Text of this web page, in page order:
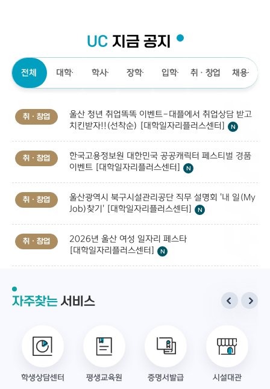
UC 지금 공지
전체
취ㆍ창업
울산 청년 취업똑똑 이벤트-대플에서 취업상담 받고
치킨받자!!(선착순) [대학일자리플러스센터]
취ㆍ창업
한국고용정보원 대한민국 공공캐릭터 페스티벌 경품
이벤트 [대학일자리플러스센터]
취ㆍ창업
울산광역시 북구시설관리공단 직무 설명회 '내 일(My
Job)찾기' [대학일자리플러스센터]
취ㆍ창업
2026년 울산 여성 일자리 페스타
[대학일자리플러스센터]
대학공지 학사공지 장학공지 입학공지취ㆍ창업 채용공지
자주찾는 서비스
학생상담센터 평생교육원 증명서발급 시설대관